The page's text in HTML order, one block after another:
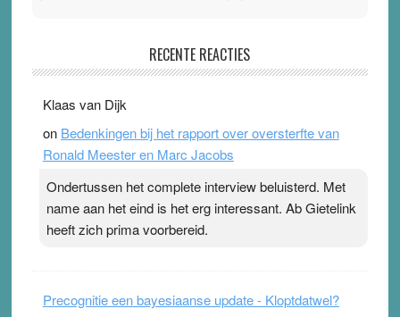
Ward van Beek
topsporters. Ze hopen ermee hun hartslag te verlagen
terwijl ze meer zuurstof opnemen. Daarop heeft zo’n
pleister geen effect. Maar het gevoel ‘makkelijker te
Pleisterplakkers in de topspsort ›[...]
RECENTE REACTIES
Klaas van Dijk
on Bedenkingen bij het rapport over oversterfte van
Ronald Meester en Marc Jacobs
Ondertussen het complete interview beluisterd. Met
name aan het eind is het erg interessant. Ab Gietelink
heeft zich prima voorbereid.
Precognitie een bayesiaanse update - Kloptdatwel?